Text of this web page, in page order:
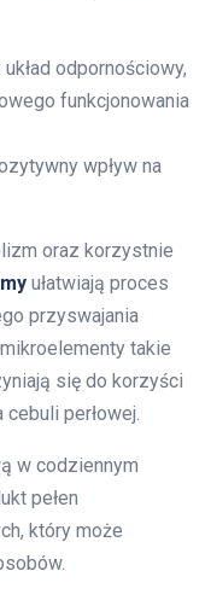
odpornościowy,
funkcjonowania
wpływ na
oraz korzystnie
ułatwiają proces
przyswajania
takie
się do korzyści
perłowej.
w codziennym
pełen
który może